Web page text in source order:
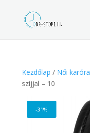
search
Kezdőlap / Női karóra
szíjjal – 10
-31%